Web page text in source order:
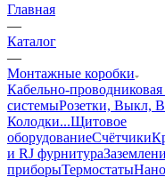
Главная
—
Каталог
—
Монтажные коробки
Кабельно-
системыРозетки, Выкл,
Колодки...Щитовое
оборудованиеСчётчики
и RJ фурнитура
приборыТермостаты